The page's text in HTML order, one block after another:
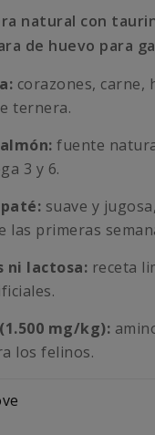
natural con
de huevo para
corazones, carne,
ternera.
fuente
3 y 6.
suave y
las primeras
ni lactosa: receta
mg/kg):
los felinos.